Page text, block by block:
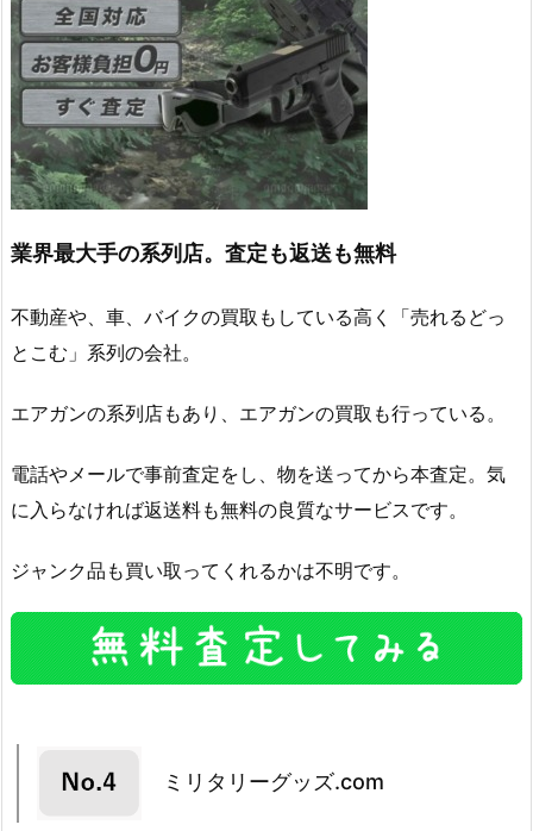
業界最大手の系列店。査定も返送も無料
不動産や、車、バイクの買取もしている高く「売れるどっ
とこむ」系列の会社。
エアガンの系列店もあり、エアガンの買取も行っている。
電話やメールで事前査定をし、物を送ってから本査定。気
に入らなければ返送料も無料の良質なサービスです。
ジャンク品も買い取ってくれるかは不明です。
ミリタリーグッズ.com